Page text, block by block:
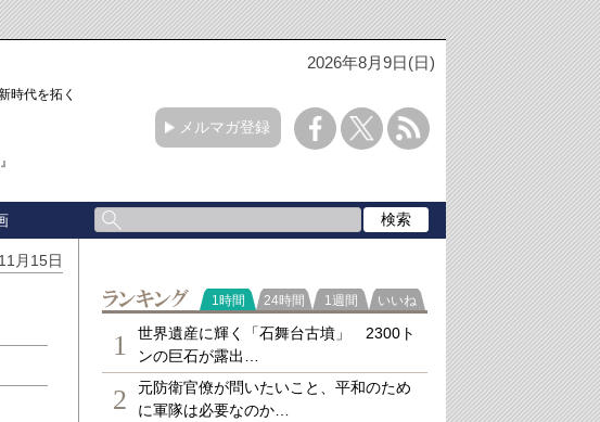
2026年8月9日(日)
代を拓く「3
メルマガ登録
月15日
ランキング
1時間 24時間 1週間 いいね
1
世界遺産に輝く「石舞台古墳」 2300ト
ンの巨石が露出…
2
元防衛官僚が問いたいこと、平和のため
に軍隊は必要なのか…